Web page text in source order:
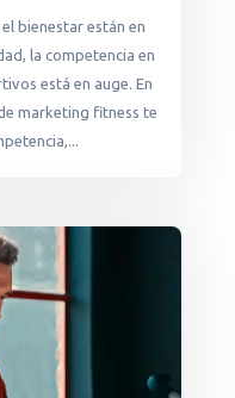
bienestar están en
la competencia en
está en auge. En
marketing fitness te